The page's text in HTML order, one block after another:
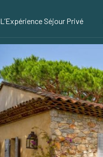
L’Expérience Séjour Privé